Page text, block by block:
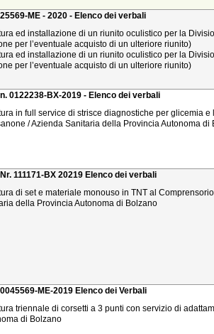
ME - 2020 - Elenco dei verbali
ed installazione di un riunito oculistico per la
per l’eventuale acquisto di un ulteriore riunito)
ed installazione di un riunito oculistico per la
per l’eventuale acquisto di un ulteriore riunito)
0122238-BX-2019 - Elenco dei verbali
in full service di strisce diagnostiche per glicemia
/ Azienda Sanitaria della Provincia Autonoma
111171-BX 20219 Elenco dei verbali
di set e materiale monouso in TNT al
della Provincia Autonoma di Bolzano
ME-2019 Elenco dei Verbali
triennale di corsetti a 3 punti con servizio di
di Bolzano